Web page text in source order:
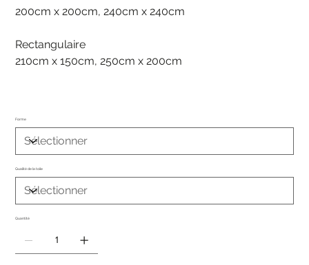
200cm x 200cm, 240cm x 240cm
Rectangulaire
210cm x 150cm, 250cm x 200cm
Forme
Qualité de la toile
Quantité